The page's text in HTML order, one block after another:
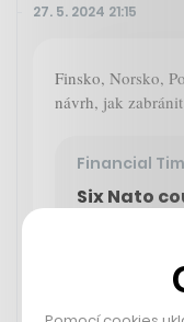
27. 5. 2024 21:15
Finsko, Norsko,
návrh, jak
Financial
Six Nato
to defend